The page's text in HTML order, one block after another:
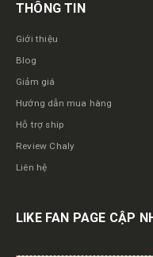
THÔNG TIN
Giới thiệu
Blog
Giảm giá
Hướng dẫn mua hàng
Hỗ trợ ship
Review Chaly
Liên hệ
LIKE FAN PAGE CẬP